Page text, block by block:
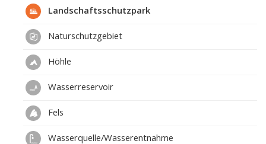
Landschaftsschutzpark
Naturschutzgebiet
Höhle
Wasserreservoir
Fels
Wasserquelle/Wasserentnahme